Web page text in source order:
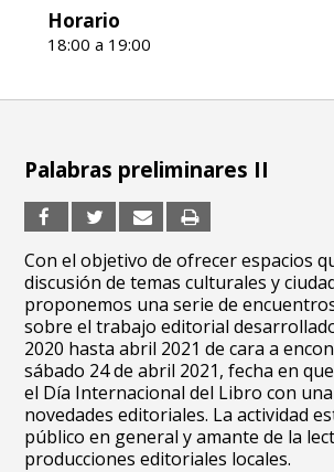
Horario
18:00 a 19:00
Palabras preliminares II
Con el objetivo de ofrecer espacios
discusión de temas culturales y
proponemos una serie de
sobre el trabajo editorial
2020 hasta abril 2021 de cara a
sábado 24 de abril 2021, fecha en
el Día Internacional del Libro con
novedades editoriales. La actividad
público en general y amante de la
producciones editoriales locales.